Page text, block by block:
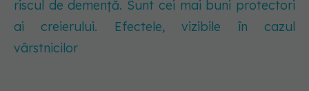
riscul de demență. Sunt cei mai buni protectori
ai creierului. Efectele, vizibile în cazul
vârstnicilor